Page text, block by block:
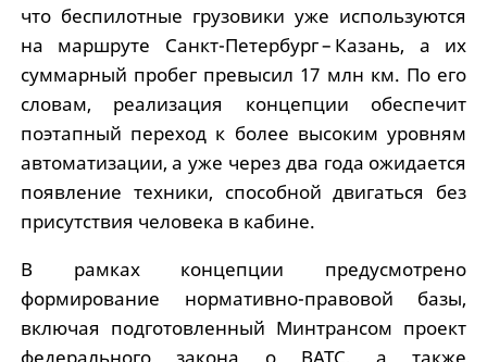
что беспилотные грузовики уже используются
на маршруте Санкт-Петербург – Казань, а их
суммарный пробег превысил 17 млн км. По его
словам, реализация концепции обеспечит
поэтапный переход к более высоким уровням
автоматизации, а уже через два года ожидается
появление техники, способной двигаться без
присутствия человека в кабине.
В рамках концепции предусмотрено
формирование нормативно-правовой базы,
включая подготовленный Минтрансом проект
федерального закона о ВАТС, а также